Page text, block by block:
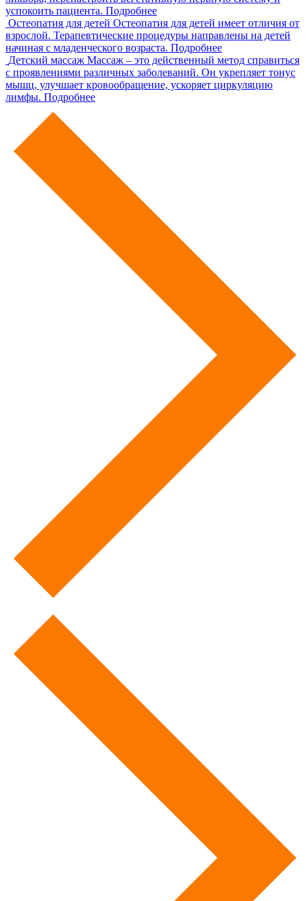
успокоить пациента. Подробнее
Остеопатия для детей Остеопатия для детей имеет отличия от
взрослой. Терапевтические процедуры направлены на детей
начиная с младенческого возраста. Подробнее
Детский массаж Массаж – это действенный метод справиться
с проявлениями различных заболеваний. Он укрепляет тонус
мышц, улучшает кровообращение, ускоряет циркуляцию
лимфы. Подробнее